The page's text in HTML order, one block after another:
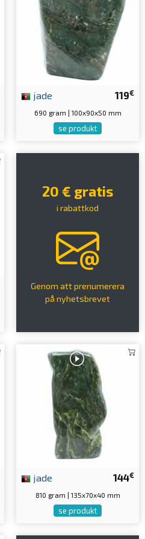
119€
jade
690 gram | 100x90x50 mm
se produkt
20 € gratis
i rabattkod
Genom att prenumerera
på nyhetsbrevet
144€
jade
810 gram | 135x70x40 mm
se produkt